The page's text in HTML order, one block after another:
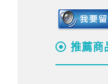
推薦商